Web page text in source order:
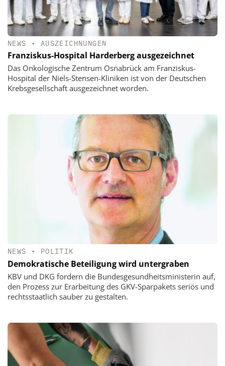
NEWS • AUSZEICHNUNGEN
Franziskus-Hospital Harderberg ausgezeichnet
Das Onkologische Zentrum Osnabrück am Franziskus-
Hospital der Niels-Stensen-Kliniken ist von der Deutschen
Krebsgesellschaft ausgezeichnet worden.
NEWS • POLITIK
Demokratische Beteiligung wird untergraben
KBV und DKG fordern die Bundesgesundheitsministerin auf,
den Prozess zur Erarbeitung des GKV-Sparpakets seriös und
rechtsstaatlich sauber zu gestalten.